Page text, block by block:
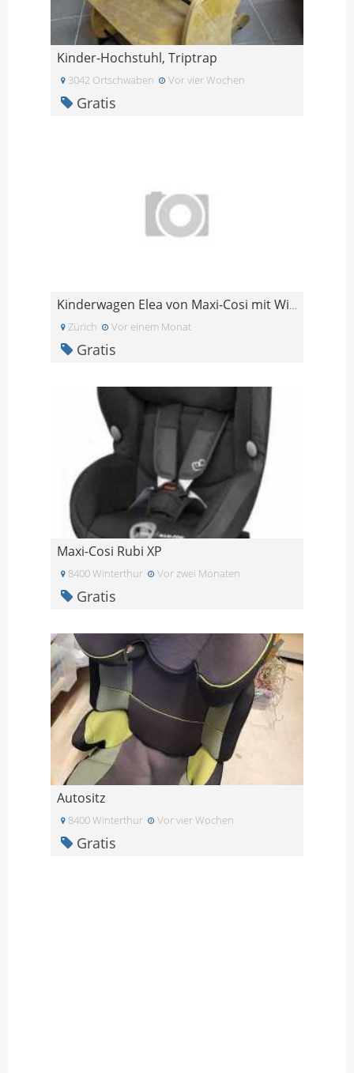
Kinder-Hochstuhl, Triptrap
3042 Ortschwaben Vor vier Wochen
Gratis
Kinderwagen Elea von Maxi-Cosi mit Wiege (evtl. Si
Zürich Vor einem Monat
Gratis
Maxi-Cosi Rubi XP
8400 Winterthur Vor zwei Monaten
Gratis
Autositz
8400 Winterthur Vor vier Wochen
Gratis